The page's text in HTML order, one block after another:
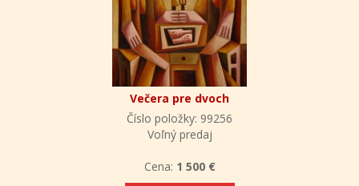
Večera pre dvoch
Číslo položky: 99256
Voľný predaj
Cena: 1 500 €